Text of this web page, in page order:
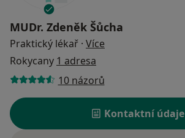
MUDr. Zdeněk Šůcha
Praktický lékař · Více
Rokycany 1 adresa
10 názorů
Kontaktní údaje